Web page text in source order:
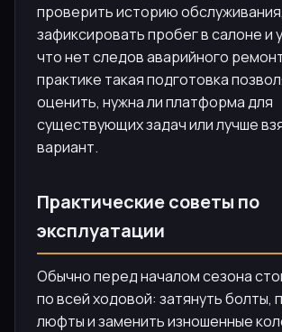
проверить историю обслуживания,
зафиксировать пробег в салоне и
что нет следов аварийного
практике такая подготовка
оценить, нужна ли платформа для
существующих задач или лучше
вариант.
Практические советы по
эксплуатации
Обычно перед началом сезона
по всей ходовой: затянуть болты,
люфты и заменить изношенные